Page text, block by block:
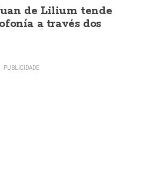
de Lilium tende
a través dos